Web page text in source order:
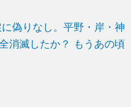
偽りなし。平野・岸・神
消滅したか？ もうあの頃